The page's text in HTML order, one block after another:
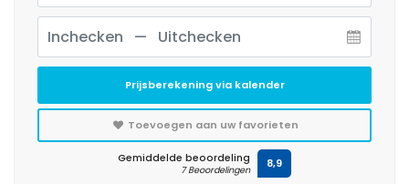
Prijsberekening via kalender
Toevoegen aan uw favorieten
Gemiddelde beoordeling
7 Beoordelingen 8,9